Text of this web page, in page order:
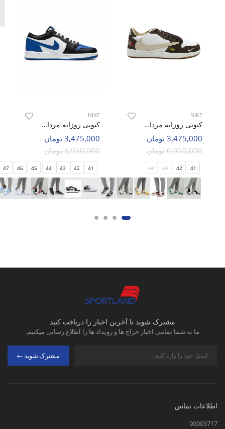
NIKE
کتونی روزانه مردانه نایک Nike Jordan 1 Low Travis Scott M
3,475,000 تومان
6,950,000 تومان
41
42
43
44
NIKE
کتونی روزانه مردانه نایک Nike Air Jordan 1 Low LX M
3,475,000 تومان
6,950,000 تومان
41
42
43
44
45
46
47
مشترک شوید تا آخرین اخبار را دریافت کنید
ما به شما تمامی اخبار حراج ها و رویداد ها را اطلاع رسانی میکنیم.
مشترک شوید
اطلاعات تماس
90003717